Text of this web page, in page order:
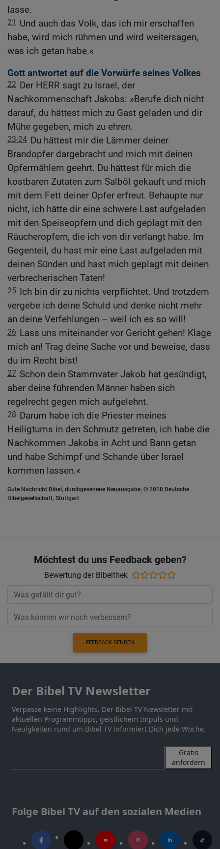
lasse.
21 Und auch das Volk, das ich mir erschaffen
habe, wird mich rühmen und wird weitersagen,
was ich getan habe.«
Gott antwortet auf die Vorwürfe seines Volkes
22 Der HERR sagt zu Israel, der
Nachkommenschaft Jakobs: »Berufe dich nicht
darauf, du hättest mich zu Gast geladen und dir
Mühe gegeben, mich zu ehren.
23-24 Du hättest mir die Lämmer deiner
Brandopfer dargebracht und mich mit deinen
Opfermählern geehrt. Du hättest für mich die
kostbaren Zutaten zum Salböl gekauft und mich
mit dem Fett deiner Opfer erfreut. Behaupte nur
nicht, ich hätte dir eine schwere Last aufgeladen
mit den Speiseopfern und dich geplagt mit den
Räucheropfern, die ich von dir verlangt habe. Im
Gegenteil, du hast mir eine Last aufgeladen mit
deinen Sünden und hast mich geplagt mit deinen
verbrecherischen Taten!
25 Ich bin dir zu nichts verpflichtet. Und trotzdem
vergebe ich deine Schuld und denke nicht mehr
an deine Verfehlungen – weil ich es so will!
26 Lass uns miteinander vor Gericht gehen! Klage
mich an! Trag deine Sache vor und beweise, dass
du im Recht bist!
27 Schon dein Stammvater Jakob hat gesündigt,
aber deine führenden Männer haben sich
regelrecht gegen mich aufgelehnt.
28 Darum habe ich die Priester meines
Heiligtums in den Schmutz getreten, ich habe die
Nachkommen Jakobs in Acht und Bann getan
und habe Schimpf und Schande über Israel
kommen lassen.«
Gute Nachricht Bibel, durchgesehene Neuausgabe, © 2018 Deutsche
Bibelgesellschaft, Stuttgart
Möchtest du uns Feedback geben?
Bewertung der Bibelthek
FEEDBACK SENDEN
Der Bibel TV Newsletter
Verpasse keine Highlights. Der Bibel TV Newsletter mit
aktuellen Programmtipps, geistlichem Impuls und
Neuigkeiten rund um Bibel TV informiert Dich jede Woche.
Gratis
anfordern
Folge Bibel TV auf den sozialen Medien